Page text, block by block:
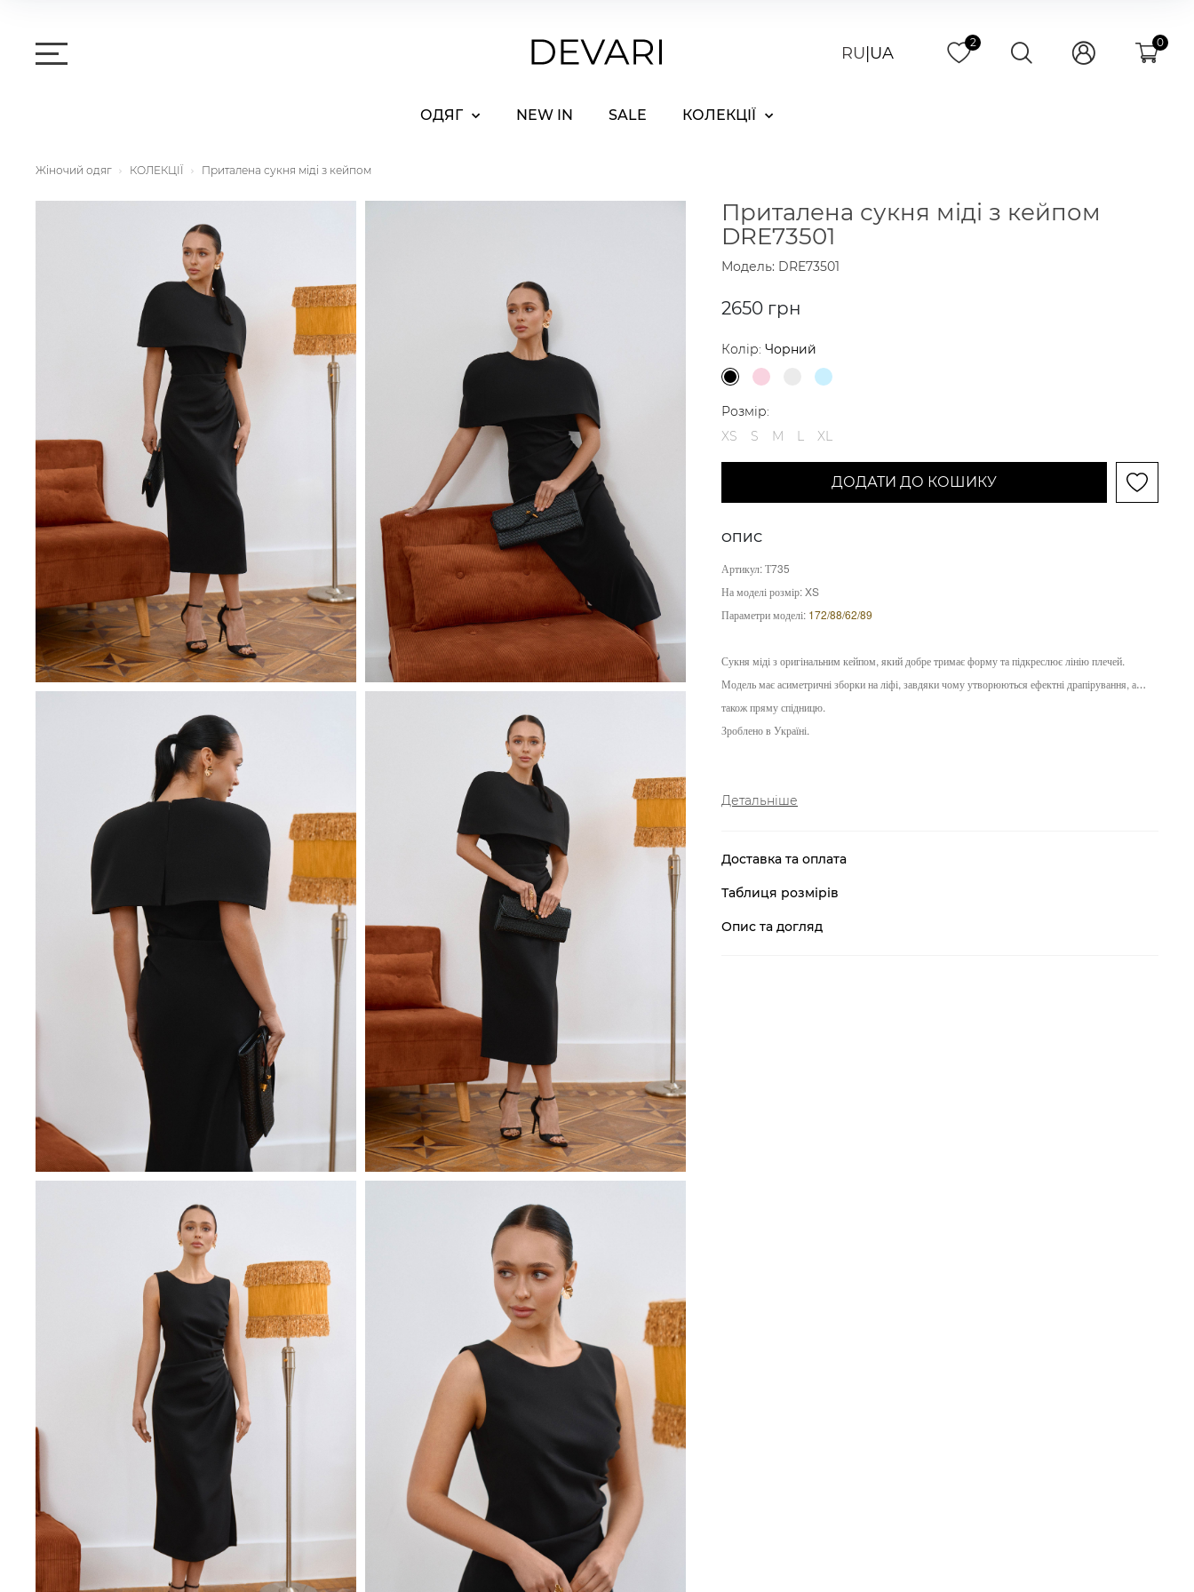
RU UA
2 0
ОДЯГ NEW IN SALE КОЛЕКЦІЇ
Жіночий одяг КОЛЕКЦІЇ Приталена сукня міді з кейпом
Приталена сукня міді з кейпом
DRE73501
Модель: DRE73501
2650 грн
Колір: Чорний
Розмір:
XS
S M L XL
ДОДАТИ ДО КОШИКУ
ОПИС
Артикул:Т735
На моделі розмір: XS
Параметри моделі: 172/88/62/89
Сукня міді з оригінальним кейпом, який добре тримає форму та підкреслює лінію плечей.
Модель має асиметричні зборки на ліфі, завдяки чому утворюються ефектні драпірування, а
також пряму спідницю.
Зроблено в Україні.
Детальніше
Доставка та оплата
Таблиця розмірів
Опис та догляд